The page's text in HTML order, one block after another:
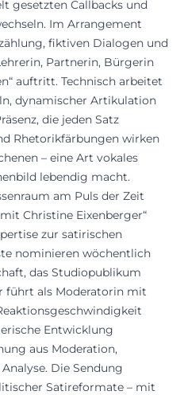
gesetzten Callbacks und
Im Arrangement
fiktiven Dialogen und
Partnerin, Bürgerin
auftritt. Technisch arbeitet
dynamischer Artikulation
die jeden Satz
Rhetorikfärbungen wirken
– eine Art vokales
lebendig macht.
am Puls der Zeit
Christine Eixenberger“
zur satirischen
nominieren wöchentlich
das Studiopublikum
führt als Moderatorin mit
Entwicklung
aus Moderation,
Die Sendung
Satireformate – mit